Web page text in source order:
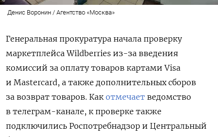
Денис Воронин / Агентство «Москва»
Генеральная прокуратура начала проверку
маркетплейса Wildberries из-за введения
комиссий за оплату товаров картами Visa
и Mastercard, а также дополнительных сборов
за возврат товаров. Как отмечает ведомство
в телеграм-канале, к проверке также
подключились Роспотребнадзор и Центральный